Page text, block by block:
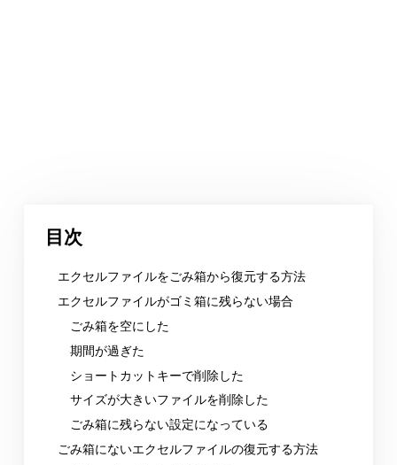
目次
エクセルファイルをごみ箱から復元する方法
エクセルファイルがゴミ箱に残らない場合
ごみ箱を空にした
期間が過ぎた
ショートカットキーで削除した
サイズが大きいファイルを削除した
ごみ箱に残らない設定になっている
ごみ箱にないエクセルファイルの復元する方法